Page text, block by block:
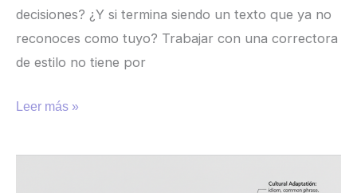
decisiones? ¿Y si termina siendo un texto que ya no
reconoces como tuyo? Trabajar con una correctora
de estilo no tiene por
Leer más »